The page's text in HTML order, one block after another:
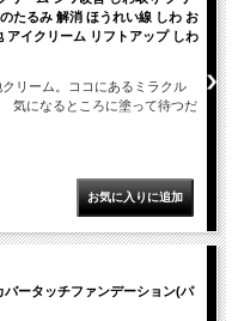
たるみ 解消 ほうれい線 しわ お
アイクリーム リフトアップ しわ
リーム。ココにあるミラクル
るところに塗って待つだ
ータッチファンデーション(パ